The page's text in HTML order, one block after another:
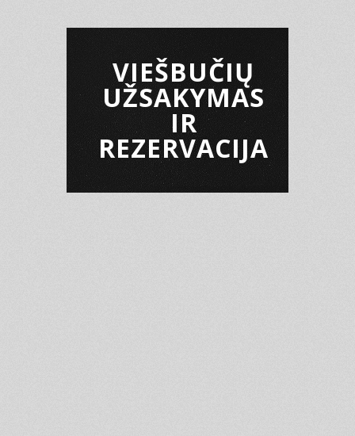
VIEŠBUČIŲ
UŽSAKYMAS
IR
REZERVACIJA